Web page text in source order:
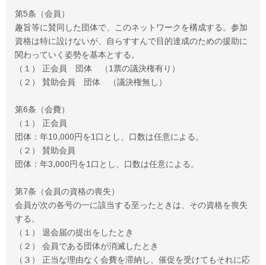
第5条（会員）
趣旨等に賛同した団体で、このネットワークを構成する。参加
資格は特に設けないが、自らすすんで目的達成のための援助に
関わっていく姿勢を基本とする。
（１） 正会員 団体 （1票の議決権有り）
（２） 賛助会員 団体 （議決権無し）
第6条（会費）
（１） 正会員
団体：年10,000円を1口とし、口数は任意による。
（２） 賛助会員
団体：年3,000円を1口とし、口数は任意による。
第7条（会員の資格の喪失）
会員が次の各号の一に該当する至ったときは、その資格を喪失
する。
（１） 退会届の提出をしたとき
（２） 会員である団体が消滅したとき
（３） 正当な理由なく会費を滞納し、催促を受けてもそれに応